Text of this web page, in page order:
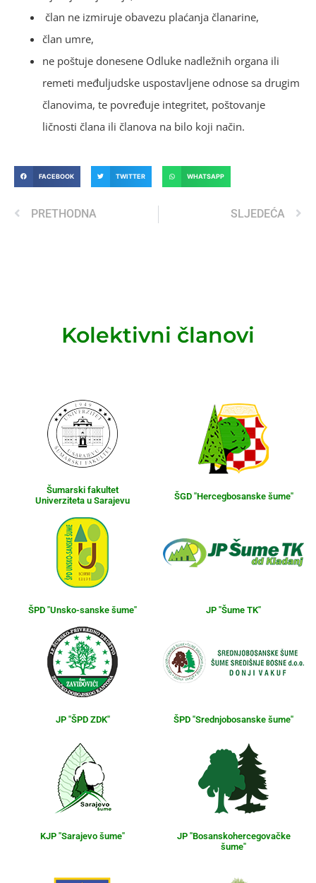
član ne izmiruje obavezu plaćanja članarine,
član umre,
ne poštuje donesene Odluke nadležnih organa ili
remeti međuljudske uspostavljene odnose sa drugim
članovima, te povređuje integritet, poštovanje
ličnosti člana ili članova na bilo koji način.
FACEBOOK TWITTER WHATSAPP
PRETHODNA SLJEDEĆA
Kolektivni članovi
Šumarski fakultet
Univerziteta u Sarajevu
ŠGD "Hercegbosanske šume"
ŠPD "Unsko-sanske šume" JP "Šume TK"
JP "ŠPD ZDK" ŠPD "Srednjobosanske šume"
KJP "Sarajevo šume"
JP "Bosanskohercegovačke
šume"